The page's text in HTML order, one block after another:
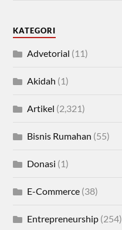
KATEGORI
Advetorial (11)
Akidah (1)
Artikel (2,321)
Bisnis Rumahan (55)
Donasi (1)
E-Commerce (38)
Entrepreneurship (254)